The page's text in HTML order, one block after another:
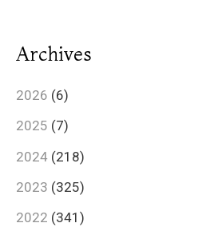
Archives
2026 (6)
2025 (7)
2024 (218)
2023 (325)
2022 (341)